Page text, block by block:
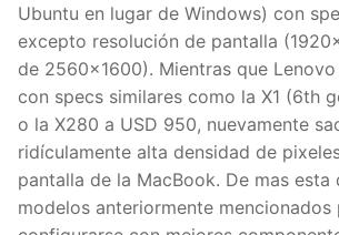
Ubuntu en lugar de Windows) con
excepto resolución de pantalla
de 2560×1600). Mientras que
con specs similares como la X1 (6th
o la X280 a USD 950, nuevamente
ridículamente alta densidad de
pantalla de la MacBook. De mas esta
modelos anteriormente mencionados